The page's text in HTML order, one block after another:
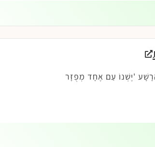
'יֶשְׁנוֹ עַם אֶחָד מְפֻזָּר